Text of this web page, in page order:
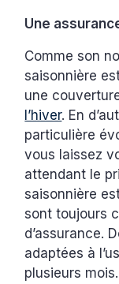
Une
Comme son
saisonnière
une
l’hiver. En
particulière
vous laissez
attendant le
saisonnière
sont toujours
d’assurance.
adaptées à
plusieurs